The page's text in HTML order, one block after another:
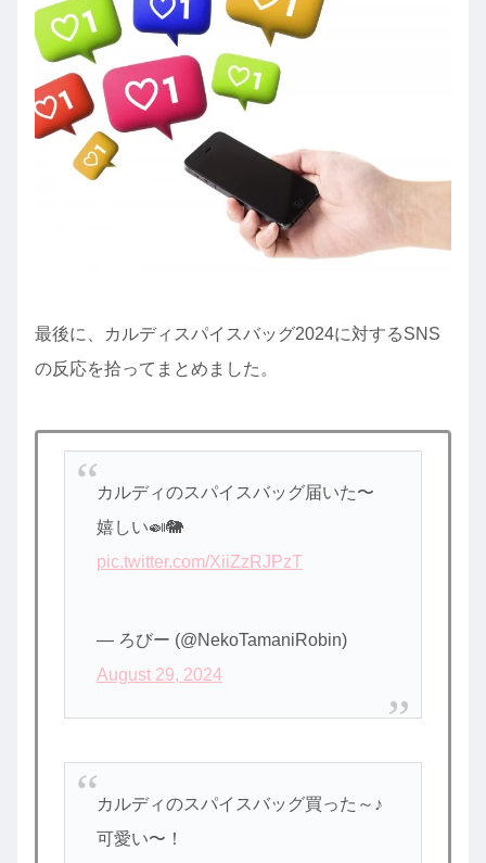
最後に、カルディスパイスバッグ2024に対するSNS
の反応を拾ってまとめました。
カルディのスパイスバッグ届いた〜
嬉しい🍛🐘
pic.twitter.com/XiiZzRJPzT
— ろびー (@NekoTamaniRobin)
August 29, 2024
カルディのスパイスバッグ買った～♪
可愛い〜！